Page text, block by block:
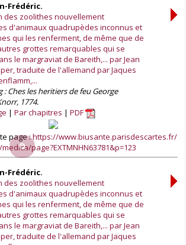
Frédéric.
des zoolithes nouvellement
d'animaux quadrupèdes inconnus et
qui les renferment, de même que de
grottes remarquables qui se
le margraviat de Bareith,... par Jean
traduite de l'allemand par Jaques
: Ches les heritiers de feu George
1774.
Par chapitres PDF
page :https://www.biusante.parisdescartes.fr/
page?EXTMNHN63781&p=123
Frédéric.
des zoolithes nouvellement
d'animaux quadrupèdes inconnus et
qui les renferment, de même que de
grottes remarquables qui se
le margraviat de Bareith,... par Jean
traduite de l'allemand par Jaques